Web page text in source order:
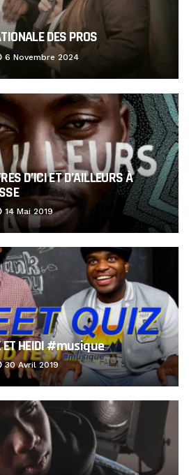
DES PROS
6 Novembre 2024
D’ICI ET D’AILLEURS À
14 Mai 2019
ET HEIDI #musique
30 Avril 2019